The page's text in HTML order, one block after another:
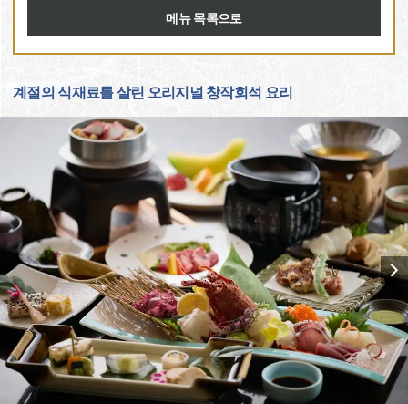
메뉴 목록으로
계절의 식재료를 살린 오리지널 창작회석 요리